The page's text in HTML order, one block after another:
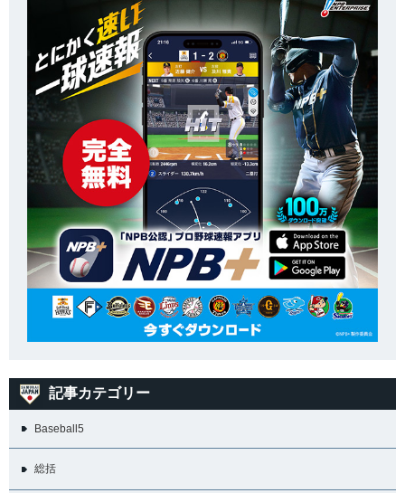
記事カテゴリー
Baseball5
総括